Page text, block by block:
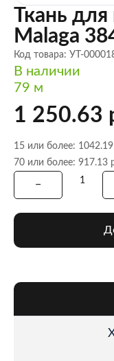
Ткань для
Malaga
Код товара: УТ-
В наличии
79 м
1 250.63
15 или более:
70 или более: 917.13